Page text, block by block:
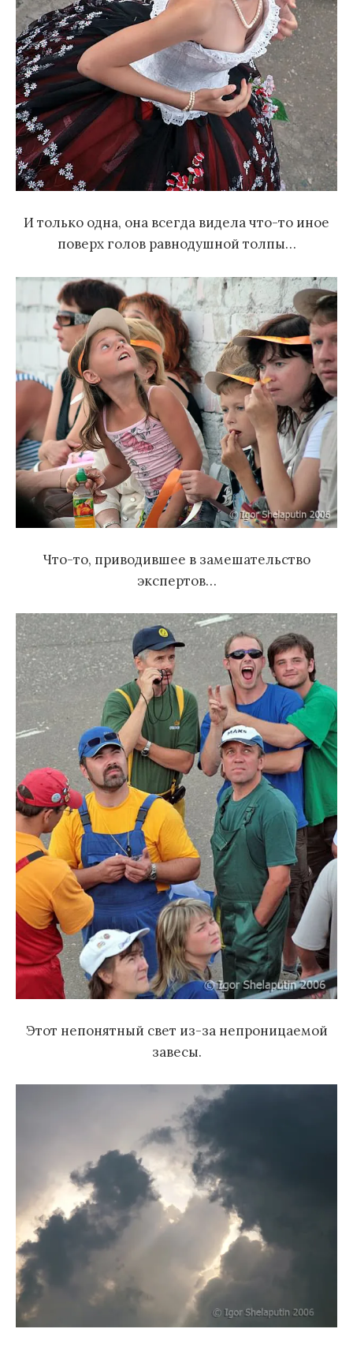
И только одна, она всегда видела что-то иное
поверх голов равнодушной толпы…
Что-то, приводившее в замешательство
экспертов…
Этот непонятный свет из-за непроницаемой
завесы.